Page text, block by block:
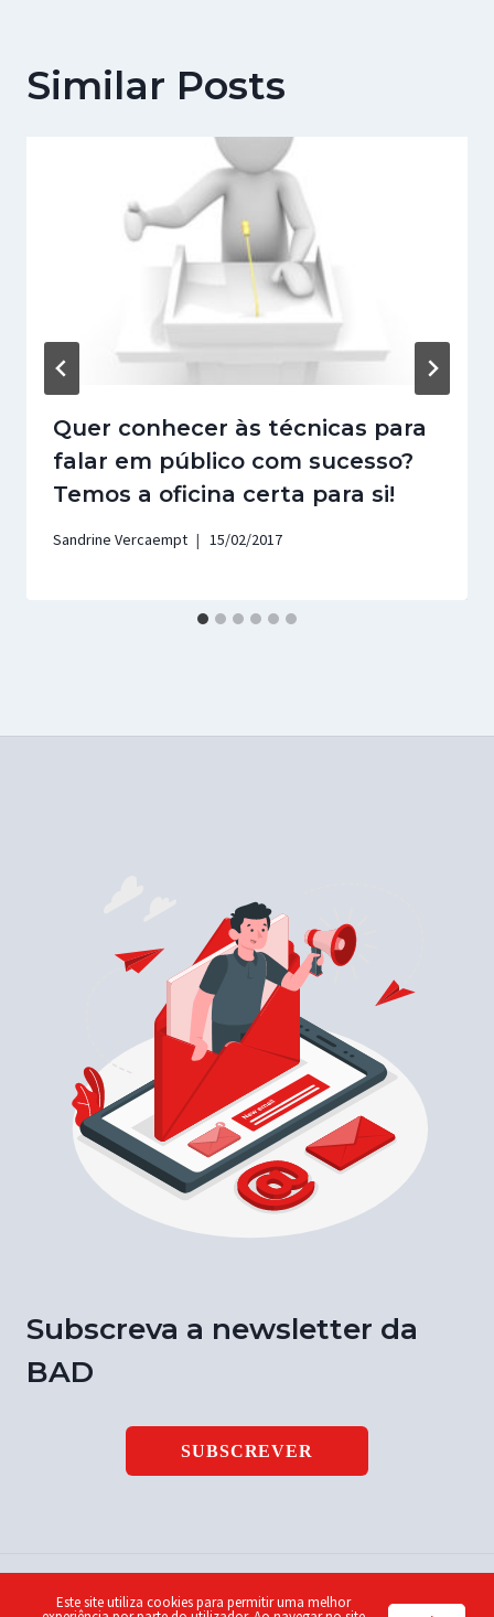
Similar Posts
Quer conhecer às técnicas para
falar em público com sucesso?
Temos a oficina certa para si!
Sandrine Vercaempt 15/02/2017
Subscreva a newsletter da
BAD
SUBSCREVER
Este site utiliza cookies para permitir uma melhor